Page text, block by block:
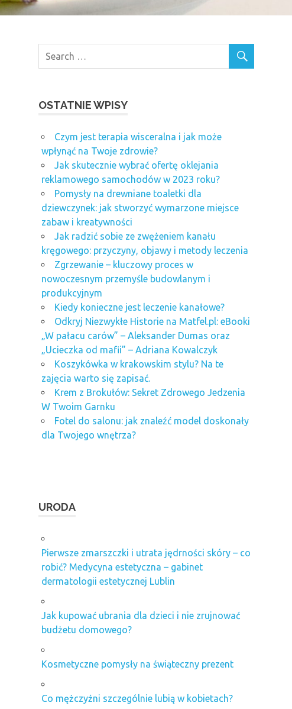
OSTATNIE WPISY
Czym jest terapia wisceralna i jak może
wpłynąć na Twoje zdrowie?
Jak skutecznie wybrać ofertę oklejania
reklamowego samochodów w 2023 roku?
Pomysły na drewniane toaletki dla
dziewczynek: jak stworzyć wymarzone miejsce
zabaw i kreatywności
Jak radzić sobie ze zwężeniem kanału
kręgowego: przyczyny, objawy i metody leczenia
Zgrzewanie – kluczowy proces w
nowoczesnym przemyśle budowlanym i
produkcyjnym
Kiedy konieczne jest leczenie kanałowe?
Odkryj Niezwykłe Historie na Matfel.pl: eBooki
„W pałacu carów” – Aleksander Dumas oraz
„Ucieczka od mafii” – Adriana Kowalczyk
Koszykówka w krakowskim stylu? Na te
zajęcia warto się zapisać.
Krem z Brokułów: Sekret Zdrowego Jedzenia
W Twoim Garnku
Fotel do salonu: jak znaleźć model doskonały
dla Twojego wnętrza?
URODA
Pierwsze zmarszczki i utrata jędrności skóry – co
robić? Medycyna estetyczna – gabinet
dermatologii estetycznej Lublin
Jak kupować ubrania dla dzieci i nie zrujnować
budżetu domowego?
Kosmetyczne pomysły na świąteczny prezent
Co mężczyźni szczególnie lubią w kobietach?